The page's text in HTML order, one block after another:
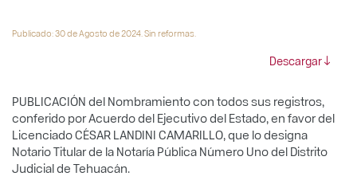
Publicado: 30 de Agosto de 2024. Sin reformas.
Descargar
PUBLICACIÓN del Nombramiento con todos sus registros,
conferido por Acuerdo del Ejecutivo del Estado, en favor del
Licenciado CÉSAR LANDINI CAMARILLO, que lo designa
Notario Titular de la Notaría Pública Número Uno del Distrito
Judicial de Tehuacán.